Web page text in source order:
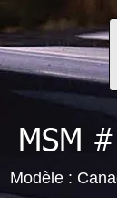
MSM
Modèle :